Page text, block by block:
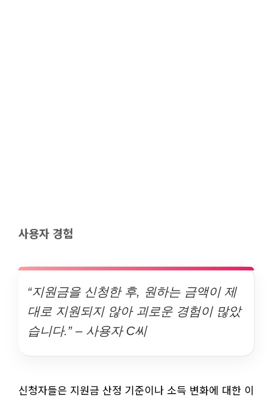
사용자 경험
“지원금을 신청한 후, 원하는 금액이 제
대로 지원되지 않아 괴로운 경험이 많았
습니다.” – 사용자 C씨
신청자들은 지원금 산정 기준이나 소득 변화에 대한 이